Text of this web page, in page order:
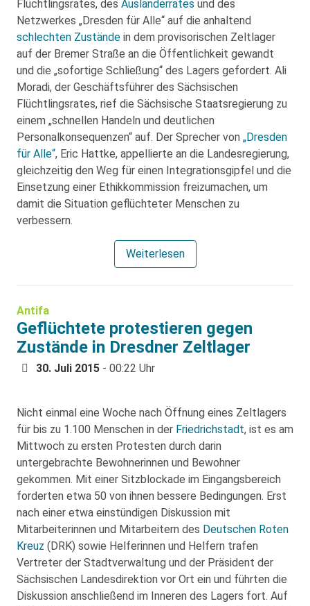
Flüchtlingsrates, des Ausländerrates und des
Netzwerkes „Dresden für Alle“ auf die anhaltend
schlechten Zustände in dem provisorischen Zeltlager
auf der Bremer Straße an die Öffentlichkeit gewandt
und die „sofortige Schließung“ des Lagers gefordert. Ali
Moradi, der Geschäftsführer des Sächsischen
Flüchtlingsrates, rief die Sächsische Staatsregierung zu
einem „schnellen Handeln und deutlichen
Personalkonsequenzen“ auf. Der Sprecher von „Dresden
für Alle“, Eric Hattke, appellierte an die Landesregierung,
gleichzeitig den Weg für einen Integrationsgipfel und die
Einsetzung einer Ethikkommission freizumachen, um
damit die Situation geflüchteter Menschen zu
verbessern.
Weiterlesen
Antifa
Geflüchtete protestieren gegen
Zustände in Dresdner Zeltlager
30. Juli 2015 - 00:22 Uhr
Nicht einmal eine Woche nach Öffnung eines Zeltlagers
für bis zu 1.100 Menschen in der Friedrichstadt, ist es am
Mittwoch zu ersten Protesten durch darin
untergebrachte Bewohnerinnen und Bewohner
gekommen. Mit einer Sitzblockade im Eingangsbereich
forderten etwa 50 von ihnen bessere Bedingungen. Erst
nach einer etwa einstündigen Diskussion mit
Mitarbeiterinnen und Mitarbeitern des Deutschen Roten
Kreuz (DRK) sowie Helferinnen und Helfern trafen
Vertreter der Stadtverwaltung und der Präsident der
Sächsischen Landesdirektion vor Ort ein und führten die
Diskussion anschließend im Inneren des Lagers fort. Auf